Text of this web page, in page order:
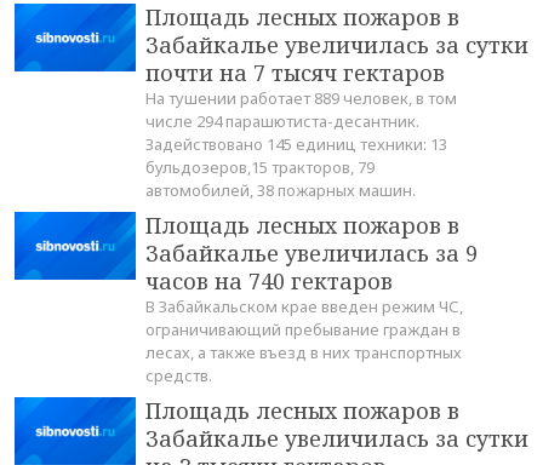
Площадь лесных пожаров в
Забайкалье увеличилась за сутки
почти на 7 тысяч гектаров
На тушении работает 889 человек, в том
числе 294 парашютиста-десантник.
Задействовано 145 единиц техники: 13
бульдозеров,15 тракторов, 79
автомобилей, 38 пожарных машин.
Площадь лесных пожаров в
Забайкалье увеличилась за 9
часов на 740 гектаров
В Забайкальском крае введен режим ЧС,
ограничивающий пребывание граждан в
лесах, а также въезд в них транспортных
средств.
Площадь лесных пожаров в
Забайкалье увеличилась за сутки